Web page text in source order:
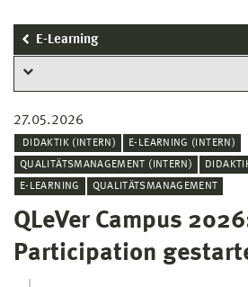
E-Learning
27.05.2026
DIDAKTIK (INTERN)
E-LEARNING (INTERN)
QUALITÄTSMANAGEMENT (INTERN)
E-LEARNING
QUALITÄTSMANAGEMENT
QLeVer Campus
Participation